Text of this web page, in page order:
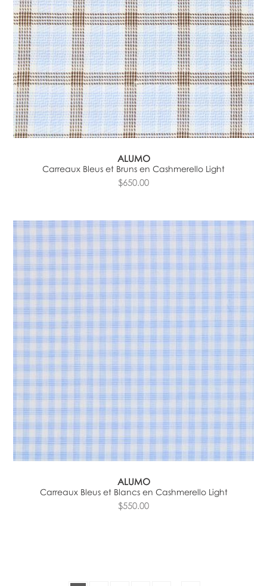
ALUMO
Carreaux Bleus et Bruns en Cashmerello Light
$650.00
ALUMO
Carreaux Bleus et Blancs en Cashmerello Light
$550.00